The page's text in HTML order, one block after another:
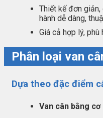
Thiết kế đơn
hành dễ dàng,
Giá cả hợp lý,
Phân loại van
Dựa theo đặc điểm
Van cân bằng cơ